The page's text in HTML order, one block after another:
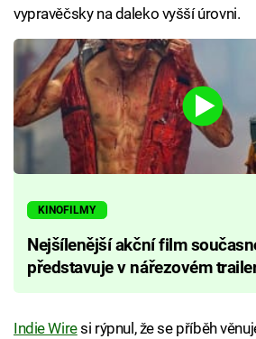
vypravěčsky na daleko vyšší úrovni.
KINOFILMY
Nejšílenější akční film
představuje v nářezovém
Indie Wiresi rýpnul, že se příběh